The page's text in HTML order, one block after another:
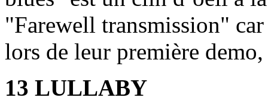
"Farewell transmission"
lors de leur première
13 LULLABY